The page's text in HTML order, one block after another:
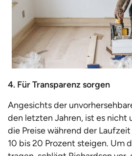
4. Für Transparenz sorgen
Angesichts der
den letzten Jahren, ist es nicht
die Preise während der
10 bis 20 Prozent steigen. Um